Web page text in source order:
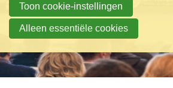
Toon cookie-instellingen
Alleen essentiële cookies